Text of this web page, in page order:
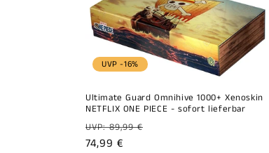
e
c
t
i
UVP -16%
Ultimate Guard Omnihive 1000+ Xenoskin
NETFLIX ONE PIECE - sofort lieferbar
Prix
habituel
UVP: 89,99 €
Prix
74,99 €